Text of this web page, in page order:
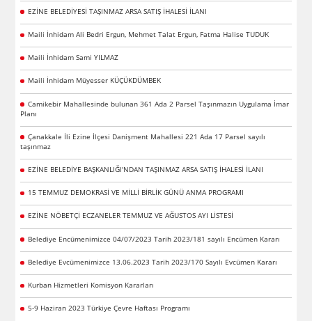
EZİNE BELEDİYESİ TAŞINMAZ ARSA SATIŞ İHALESİ İLANI
Maili İnhidam Ali Bedri Ergun, Mehmet Talat Ergun, Fatma Halise TUDUK
Maili İnhidam Sami YILMAZ
Maili İnhidam Müyesser KÜÇÜKDÜMBEK
Camikebir Mahallesinde bulunan 361 Ada 2 Parsel Taşınmazın Uygulama İmar
Planı
Çanakkale İli Ezine İlçesi Danişment Mahallesi 221 Ada 17 Parsel sayılı
taşınmaz
EZİNE BELEDİYE BAŞKANLIĞI'NDAN TAŞINMAZ ARSA SATIŞ İHALESİ İLANI
15 TEMMUZ DEMOKRASİ VE MİLLİ BİRLİK GÜNÜ ANMA PROGRAMI
EZİNE NÖBETÇİ ECZANELER TEMMUZ VE AĞUSTOS AYI LİSTESİ
Belediye Encümenimizce 04/07/2023 Tarih 2023/181 sayılı Encümen Kararı
Belediye Evcümenimizce 13.06.2023 Tarih 2023/170 Sayılı Evcümen Kararı
Kurban Hizmetleri Komisyon Kararları
5-9 Haziran 2023 Türkiye Çevre Haftası Programı